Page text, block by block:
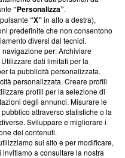
Carlo Frasca, 3 - 6900
“Personalizza”.
“X”in alto a destra),
predefinite che non consentono
diversi dai tecnici.
per: Archiviare
dati limitati per la
la pubblicità personalizzata.
personalizzata. Creare profili
profili per la selezione di
degli annunci. Misurare le
attraverso statistiche o la
Sviluppare e migliorare i
dei contenuti.
sul sito e per modificare,
a consultare la nostra